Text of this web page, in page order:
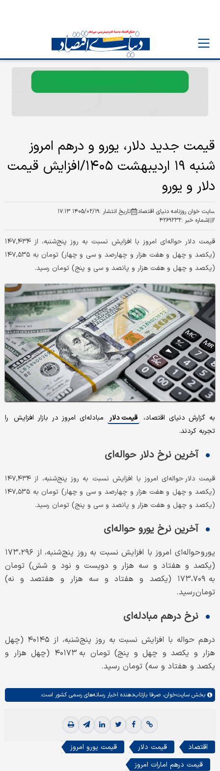
قیمت جدید دلار، یورو و درهم امروز
شنبه ۱۹ اردیبهشت ۱۴۰۵/افزایش قیمت
دلار و یورو
سایت خوان روزنامه دنیای اقتصاد تاریخ انتشار :۱۴۰۵/۰۲/۱۹ ۱۷:۱۳
شماره خبر :۴۲۶۹۲۳۲
قیمت دلار حواله‌ای امروز با افزایش نسبت به روز پنج‌شنبه، از ۱۴۷,۴۳۴
(یکصد و چهل و هفت هزار و چهارصد و سی و چهار) تومان به ۱۴۷,۵۳۵
(یکصد و چهل و هفت هزار و پانصد و سی و پنج) تومان رسید.
به گزارش دنیای اقتصاد، قیمت دلار مبادله‌ای امروز در بازار افزایش را
تجربه کردند.
آخرین نرخ دلار حواله‌ای
قیمت دلار حواله‌ای امروز با افزایش نسبت به روز پنج‌شنبه، از ۱۴۷,۴۳۴
(یکصد و چهل و هفت هزار و چهارصد و سی و چهار) تومان به ۱۴۷,۵۳۵
(یکصد و چهل و هفت هزار و پانصد و سی و پنج) تومان رسید.
آخرین نرخ یورو حواله‌ای
یورو حواله‌ای امروز با افزایش نسبت به روز پنج‌شنبه، از ۱۷۳،۲۹۶
(یکصد و هفتاد و سه هزار و دویست و نود و شش) تومان
به ۱۷۳،۷۰۹ (یکصد و هفتاد و سه هزار و هفتصد و نه)
تومان رسید.
نرخ درهم مبادله‌ای
درهم حواله با افزایش نسبت به روز پنج‌شنبه، از ۴۰۱۴۵ (چهل
هزار و یکصد و چهل و پنج) تومان به ۴۰۱۷۳ (چهل هزار و
یکصد و هفتاد و سه) تومان رسید.
بخش سایت‌خوان، صرفا بازتاب‌دهنده اخبار رسانه‌های رسمی کشور است.
اقتصاد قیمت دلار
قیمت یورو امروز
قیمت درهم امارات امروز